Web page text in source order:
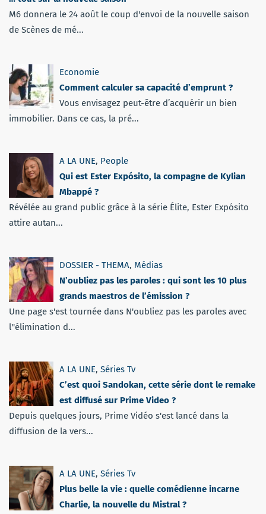
M6 donnera le 24 août le coup d'envoi de la nouvelle saison
de Scènes de mé...
Economie
Comment calculer sa capacité d’emprunt ?
Vous envisagez peut-être d’acquérir un bien
immobilier. Dans ce cas, la pré...
A LA UNE, People
Qui est Ester Expósito, la compagne de Kylian
Mbappé ?
Révélée au grand public grâce à la série Élite, Ester Expósito
attire autan...
DOSSIER - THEMA, Médias
N’oubliez pas les paroles : qui sont les 10 plus
grands maestros de l’émission ?
Une page s'est tournée dans N'oubliez pas les paroles avec
l''élimination d...
A LA UNE, Séries Tv
C’est quoi Sandokan, cette série dont le remake
est diffusé sur Prime Video ?
Depuis quelques jours, Prime Vidéo s'est lancé dans la
diffusion de la vers...
A LA UNE, Séries Tv
Plus belle la vie : quelle comédienne incarne
Charlie, la nouvelle du Mistral ?